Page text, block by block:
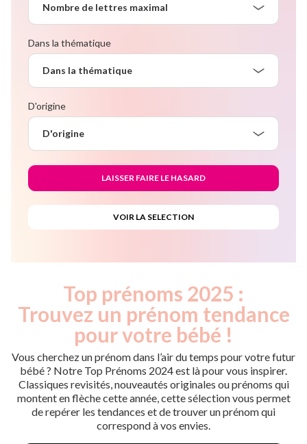
Nombre de lettres maximal
Dans la thématique
Dans la thématique
D'origine
D'origine
Top prénoms 2025 :
Trouvez un prénom tendance
pour votre bébé !
Vous cherchez un prénom dans l’air du temps pour votre futur
bébé ? Notre Top Prénoms 2024 est là pour vous inspirer.
Classiques revisités, nouveautés originales ou prénoms qui
montent en flèche cette année, cette sélection vous permet
de repérer les tendances et de trouver un prénom qui
correspond à vos envies.